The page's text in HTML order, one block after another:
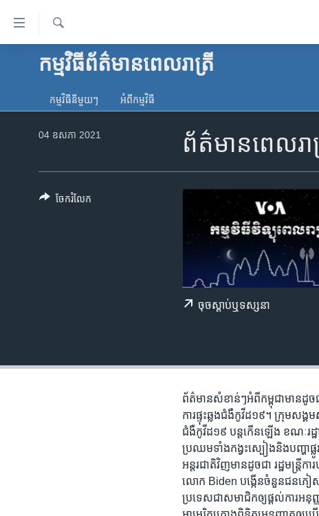
ទៅ​
គេហទំព័រ​
ទាក់ទង
និង​អាមេរិក
រក
កម្មវិធី​ព័ត៌មាន​ពេលរាត្រី
កម្មវិធី​នីមួយៗ អំពី​កម្មវិធី​
ព័ត៌មានពេលរ
04 ឧសភា 2021
ចុច​​ស្តាប់​ឬ​ទស្សនា
ចែករំលែក
ព័ត៌មាន​សំខាន់ៗ​អំពី​កម្ពុជា​មាន​ដូ
ការ​ផ្ទុះ​ឆ្លង​ជំងឺ​កូវីដ១៩។ ក្រុម​ស
ជំងឺ​កូវីដ១៩ បន្ត​កើន​ឡើង ខណៈ​រដ្
ប្រឈម​ទាំង​កង្វះ​ស្បៀង​និង​បញ្ហា​ផ្លូ
អន្តរជាតិ​វិញ​មាន​ដូចជា រដ្ឋមន្ត្រី​
លោក Biden បង្កើន​ចំនួន​ជន​ភៀ
ប្រទេស​ជា​សមាជិក​ឲ្យ​ផ្ដល់​ការ​អ